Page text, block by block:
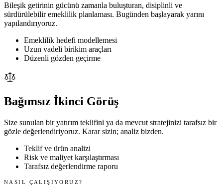
Bileşik getirinin gücünü zamanla buluşturan, disiplinli ve
sürdürülebilir emeklilik planlaması. Bugünden başlayarak yarını
yapılandırıyoruz.
Emeklilik hedefi modellemesi
Uzun vadeli birikim araçları
Düzenli gözden geçirme
Bağımsız İkinci Görüş
Size sunulan bir yatırım teklifini ya da mevcut stratejinizi tarafsız bir
gözle değerlendiriyoruz. Karar sizin; analiz bizden.
Teklif ve ürün analizi
Risk ve maliyet karşılaştırması
Tarafsız değerlendirme raporu
NASIL ÇALIŞIYORUZ?